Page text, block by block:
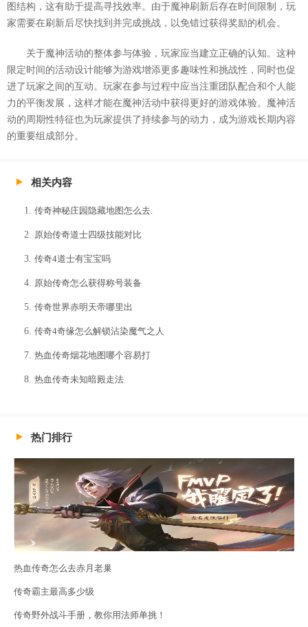
图结构，这有助于提高寻找效率。由于魔神刷新后存在时间限制，玩
家需要在刷新后尽快找到并完成挑战，以免错过获得奖励的机会。
关于魔神活动的整体参与体验，玩家应当建立正确的认知。这种
限定时间的活动设计能够为游戏增添更多趣味性和挑战性，同时也促
进了玩家之间的互动。玩家在参与过程中应当注重团队配合和个人能
力的平衡发展，这样才能在魔神活动中获得更好的游戏体验。魔神活
动的周期性特征也为玩家提供了持续参与的动力，成为游戏长期内容
的重要组成部分。
相关内容
传奇神秘庄园隐藏地图怎么去.
原始传奇道士四级技能对比
传奇4道士有宝宝吗
原始传奇怎么获得称号装备
传奇世界赤明天帝哪里出
传奇4奇缘怎么解锁沾染魔气之人
热血传奇烟花地图哪个容易打
热血传奇未知暗殿走法
热门排行
热血传奇怎么去赤月老巢
传奇霸主最高多少级
传奇野外战斗手册，教你用法师单挑！